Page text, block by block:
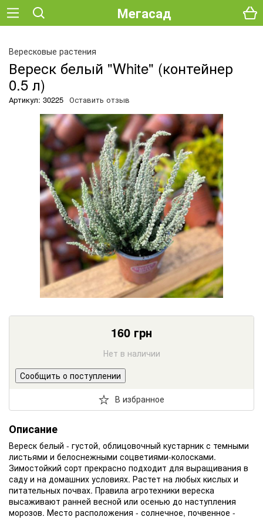
Мегасад
Вересковые растения
Вереск белый "White" (контейнер
0.5 л)
Артикул: 30225 Оставить отзыв
160 грн
Нет в наличии
Сообщить о поступлении
В избранное
Описание
Вереск белый - густой, облицовочный кустарник с темными
листьями и белоснежными соцветиями-колосками.
Зимостойкий сорт прекрасно подходит для выращивания в
саду и на домашних условиях. Растет на любых кислых и
питательных почвах. Правила агротехники вереска
высаживают ранней весной или осенью до наступления
морозов. Место расположения - солнечное, почвенное -